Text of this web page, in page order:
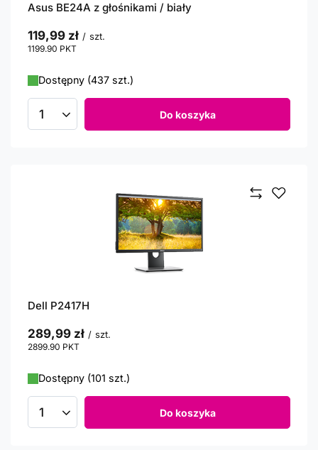
Asus BE24A z głośnikami / biały
119,99 zł / szt.
1199.90 PKT
Dostępny (437 szt.)
Ilość produktów Do koszyka
Dell P2417H
289,99 zł / szt.
2899.90 PKT
Dostępny (101 szt.)
Ilość produktów Do koszyka